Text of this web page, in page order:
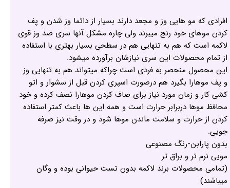
افرادی که مو هایی وز و مجعد دارند بسیار از دائما وز شدن و پف
کردن موهای خود رنج میبرند ولی چاره مشکل آنها سری ضد وز قوی
لاکمه است که هم به تنهایی هم در سطحی بسیار بهتری با استفاده
از تمام محصولات این سری نیازشان برآورده میشود.
این محصول منحصر به فردی است چراکه میتواند هم به تنهایی وز
و پف موهارا بگیرد هم درصورت اسپری کردن قبل از سشوار و اتو
کشی کار و زمان مورد نیاز برای صاف کردن موهارا نصف کرده و خود
محافظ موها دربرابر حرارت است و همه این ها باعث کمتر استفاده
کردن از حرارت و سلامت ماندن موها شود و در وقت نیز صرفه
جویی.
بدون پارابن-رنگ مصنوعی
مویی نرم تر و براق تر
(تمامی محصولات برند لاکمه بدون تست حیوانی بوده و وگان
میباشند)